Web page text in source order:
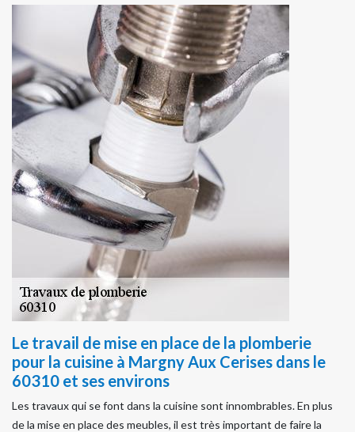
Le travail de mise en place de la plomberie
pour la cuisine à Margny Aux Cerises dans le
60310 et ses environs
Les travaux qui se font dans la cuisine sont innombrables. En plus
de la mise en place des meubles, il est très important de faire la